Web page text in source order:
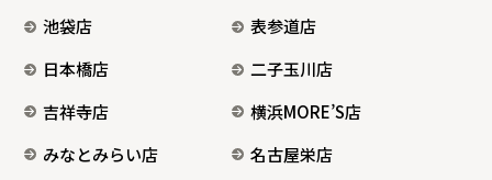
池袋店
表参道店
日本橋店
二子玉川店
吉祥寺店
横浜MORE’S店
みなとみらい店
名古屋栄店